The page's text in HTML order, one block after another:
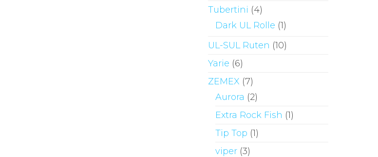
Tubertini (4)
Dark UL Rolle (1)
UL-SUL Ruten (10)
Yarie (6)
ZEMEX (7)
Aurora (2)
Extra Rock Fish (1)
Tip Top (1)
viper (3)